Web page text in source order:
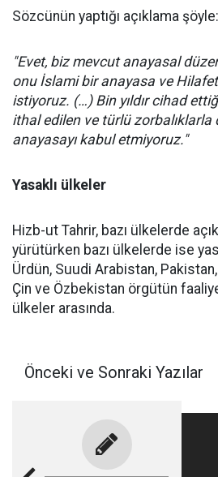
Sözcünün yaptığı açıklama şöyle:
"Evet, biz mevcut anayasal
onu İslami bir anayasa ve
istiyoruz. (…) Bin yıldır cihad
ithal edilen ve türlü zorbalıklarla
anayasayı kabul etmiyoruz."
Yasaklı ülkeler
Hizb-ut Tahrir, bazı ülkelerde
yürütürken bazı ülkelerde ise
Ürdün, Suudi Arabistan,
Çin ve Özbekistan örgütün
ülkeler arasında.
Önceki ve Sonraki Yazılar